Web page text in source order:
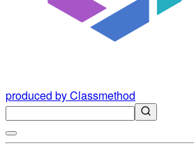
produced by Classmethod